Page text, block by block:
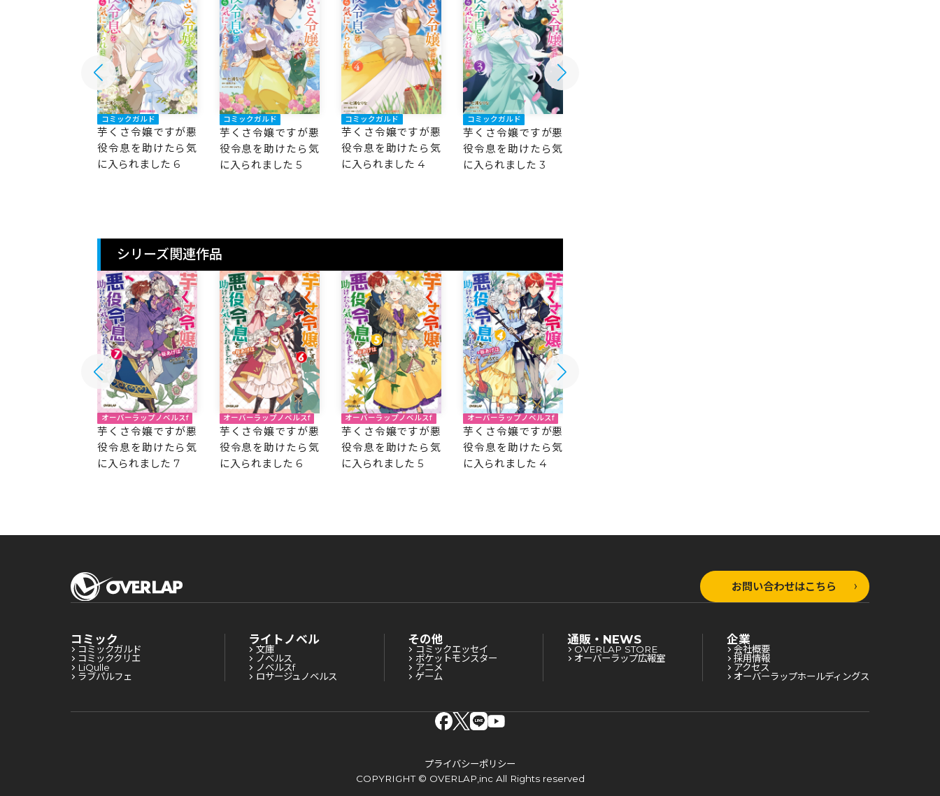
コミックガルド
芋くさ令嬢ですが悪
役令息を助けたら気
に入られました 6
コミックガルド
芋くさ令嬢ですが悪
役令息を助けたら気
に入られました 5
コミックガルド
芋くさ令嬢ですが悪
役令息を助けたら気
に入られました 4
コミックガルド
芋くさ令嬢ですが悪
役令息を助けたら気
に入られました 3
シリーズ関連作品
オーバーラップノベルスf
芋くさ令嬢ですが悪
役令息を助けたら気
に入られました 7
オーバーラップノベルスf
芋くさ令嬢ですが悪
役令息を助けたら気
に入られました 6
オーバーラップノベルスf
芋くさ令嬢ですが悪
役令息を助けたら気
に入られました 5
オーバーラップノベルスf
芋くさ令嬢ですが悪
役令息を助けたら気
に入られました 4
お問い合わせはこちら
コミック
コミックガルド
コミッククリエ
LiQulle
ラブパルフェ
ライトノベル
文庫
ノベルス
ノベルスf
ロサージュノベルス
その他
コミックエッセイ
ポケットモンスター
アニメ
ゲーム
通販・NEWS
OVERLAP STORE
オーバーラップ広報室
企業
会社概要
採用情報
アクセス
オーバーラップホールディングス
プライバシーポリシー
COPYRIGHT © OVERLAP,inc All Rights reserved